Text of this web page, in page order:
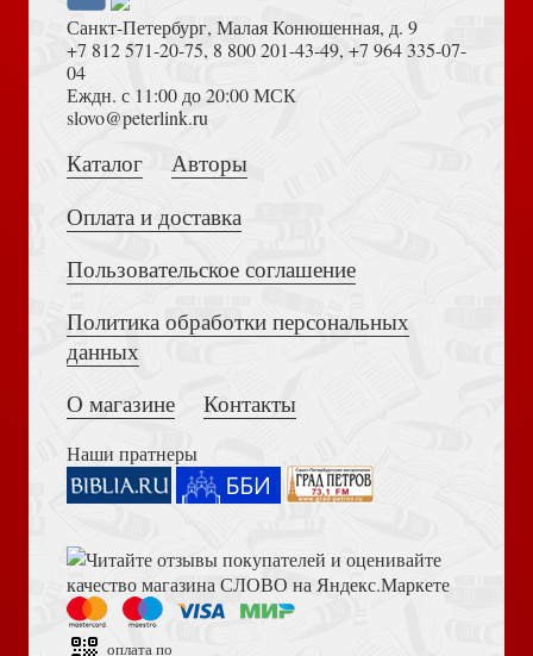
*Мысли на каждый день года
По вере вашей да будет вам
Требник в 2-х тт. (Московская Патриархия РПЦ) кожаный
Сыны Божии
Достоевский Ф.М. Сила и правда России (2024)
Толкование на Апокалипсис (Тихоний Африканский)
Санкт-Петербург, Малая Конюшенная, д. 9
+7 812 571-20-75, 8 800 201-43-49, +7 964 335-07-
04
Еждн. с 11:00 до 20:00 МСК
slovo@peterlink.ru
Каталог
Авторы
Оплата и доставка
Пользовательское соглашение
Политика обработки персональных
данных
О магазине
Контакты
Наши пратнеры
оплата по